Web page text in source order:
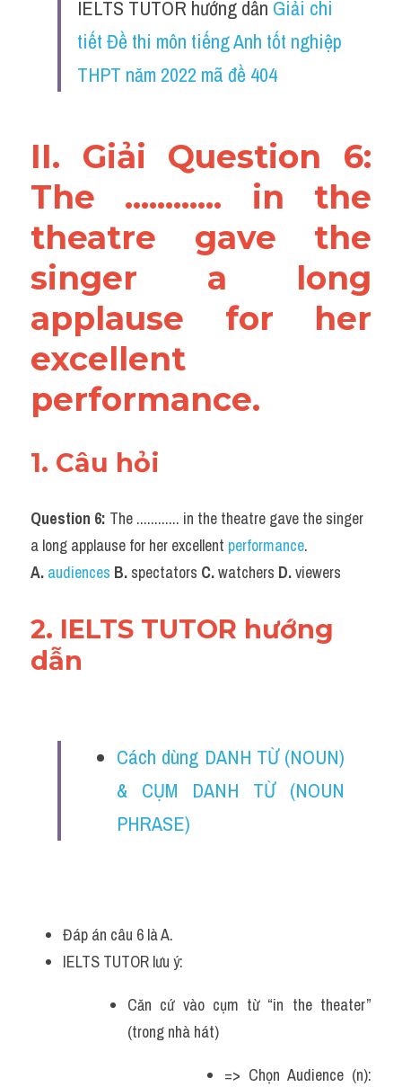
IELTS TUTOR hướng dẫn Giải chi
tiết Đề thi môn tiếng Anh tốt nghiệp
THPT năm 2022 mã đề 404
II. Giải Question 6:
The ............ in the
theatre gave the
singer a long
applause for her
excellent
performance.
1. Câu hỏi
Question 6: The ............ in the theatre gave the singer
a long applause for her excellent performance.
A. audiences B. spectators C. watchers D. viewers
2. IELTS TUTOR hướng
dẫn
Cách dùng DANH TỪ (NOUN)
& CỤM DANH TỪ (NOUN
PHRASE)
Đáp án câu 6 là A.
IELTS TUTOR lưu ý:
Căn cứ vào cụm từ “in the theater”
(trong nhà hát)
=> Chọn Audience (n):